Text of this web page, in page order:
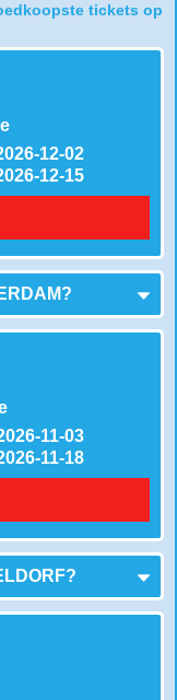
tickets op
12-02
12-15
?
11-03
11-18
?